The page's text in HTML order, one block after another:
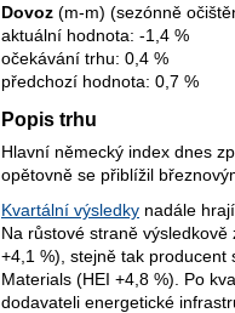
Dovoz (m-m) (sezónně
aktuální hodnota: -1,4 %
očekávání trhu: 0,4 %
předchozí hodnota: 0,7 %
Popis trhu
Hlavní německý index dnes
opětovně se přiblížil
Kvartální výsledky nadále
Na růstové straně
+4,1 %), stejně tak
Materials (HEI +4,8 %). Po
dodavateli energetické